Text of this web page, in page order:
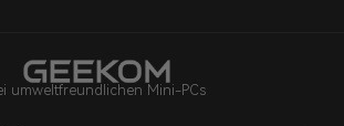
umweltfreundlichen Mini-PCs